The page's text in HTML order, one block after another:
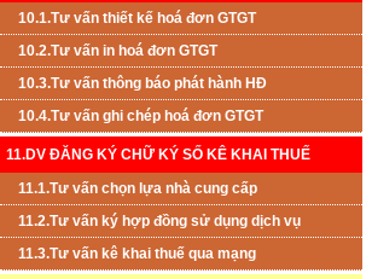
10.1.Tư vấn thiết kế hoá đơn GTGT
10.2.Tư vấn in hoá đơn GTGT
10.3.Tư vấn thông báo phát hành HĐ
10.4.Tư vấn ghi chép hoá đơn GTGT
11.DV ĐĂNG KÝ CHỮ KÝ SỐ KÊ KHAI THUẾ
11.1.Tư vấn chọn lựa nhà cung cấp
11.2.Tư vấn ký hợp đồng sử dụng dịch vụ
11.3.Tư vấn kê khai thuế qua mạng